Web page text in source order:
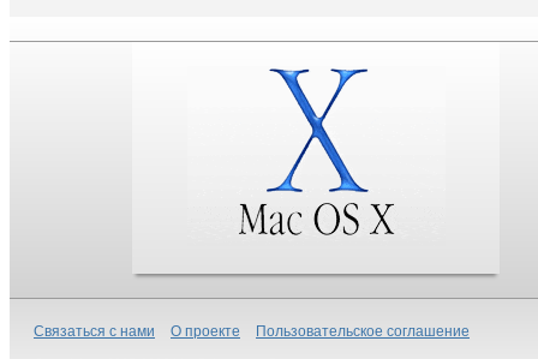
Связаться с нами О проекте Пользовательское соглашение